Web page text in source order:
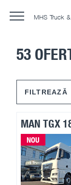
MHS Truck
53
FILTREAZĂ
MAN TGX
NOU
MAN ProfiDrive
Service 24
Reparații